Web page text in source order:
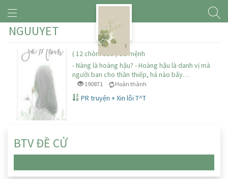
NGUUYET
( 12 chòm sao ) Số mệnh
- Nàng là hoàng hậu? - Hoàng hậu là danh vị mà
người ban cho thần thiếp, há nào bây…
190871 Hoàn thành
PR truyện + Xin lỗi T^T
BTV ĐỀ CỬ